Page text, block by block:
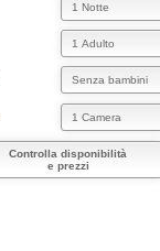
Controlla disponibilità
e prezzi